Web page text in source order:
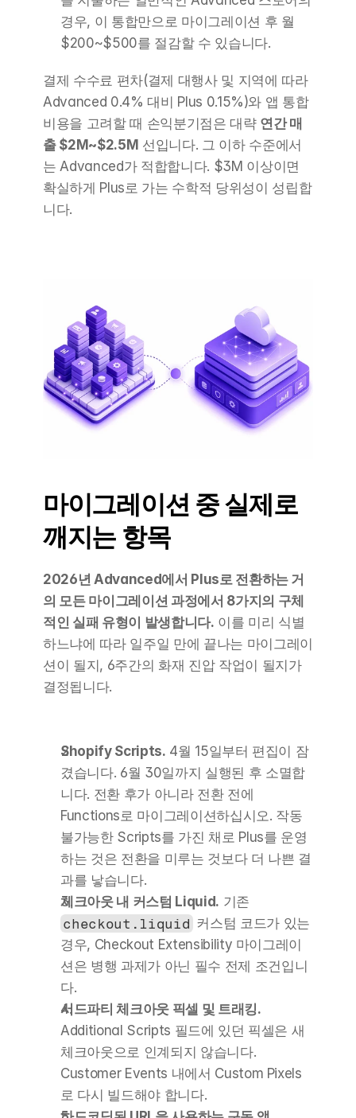
경우, 이 통합만으로 마이그레이션 후 월
$200~$500를 절감할 수 있습니다.
결제 수수료 편차(결제 대행사 및 지역에 따라
Advanced 0.4% 대비 Plus 0.15%)와 앱 통합
비용을 고려할 때 손익분기점은 대략 연간 매
출 $2M~$2.5M 선입니다. 그 이하 수준에서
는 Advanced가 적합합니다. $3M 이상이면
확실하게 Plus로 가는 수학적 당위성이 성립합
니다.
마이그레이션 중 실제로
깨지는 항목
2026년 Advanced에서 Plus로 전환하는 거
의 모든 마이그레이션 과정에서 8가지의 구체
적인 실패 유형이 발생합니다. 이를 미리 식별
하느냐에 따라 일주일 만에 끝나는 마이그레이
션이 될지, 6주간의 화재 진압 작업이 될지가
결정됩니다.
Shopify Scripts. 4월 15일부터 편집이 잠
겼습니다. 6월 30일까지 실행된 후 소멸합
니다. 전환 후가 아니라 전환 전에
Functions로 마이그레이션하십시오. 작동
불가능한 Scripts를 가진 채로 Plus를 운영
하는 것은 전환을 미루는 것보다 더 나쁜 결
과를 낳습니다.
체크아웃 내 커스텀 Liquid.
checkout.liquid 커스텀 코드가 있는
경우, Checkout Extensibility 마이그레이
션은 병행 과제가 아닌 필수 전제 조건입니
다.
서드파티 체크아웃 픽셀 및 트래킹.
Additional Scripts 필드에 있던 픽셀은 새
체크아웃으로 인계되지 않습니다.
Customer Events 내에서 Custom Pixels
로 다시 빌드해야 합니다.